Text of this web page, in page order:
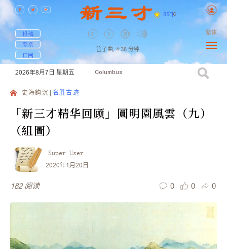
85F| C
投稿
联系
订阅
笛子曲, 4:38 分钟
繁体
2026年8月7日 星期五 Columbus
史海鈎沉 名胜古迹
「新三才精华回顾」圓明園風雲（九）
（組圖）
Super User
2020年1月20日
182 阅读 0 0 0